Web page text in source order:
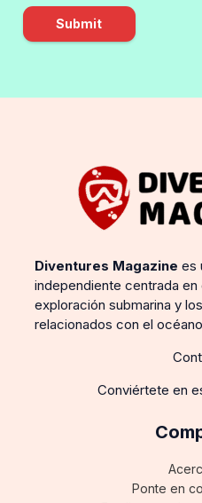
Submit
Diventures Magazine es
independiente centrada en
exploración submarina y
relacionados con el
Conviértete en
Ponte en